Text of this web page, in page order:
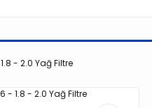
- 2.0 Yağ Filtre